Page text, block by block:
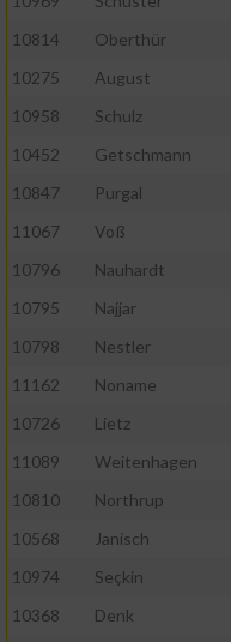
10814
Oberthür
10275
August
10958
Schulz
10452
Getschmann
10847
Purgal
11067
Voß
10796
Nauhardt
10795
Najjar
10798
Nestler
11162
Noname
10726
Lietz
11089
Weitenhagen
10810
Northrup
10568
Janisch
10974
Seçkin
10368
Denk